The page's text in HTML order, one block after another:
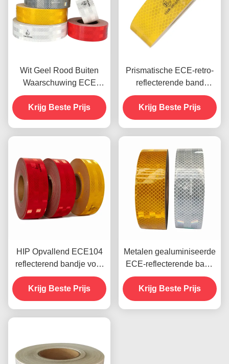
Wit Geel Rood Buiten
Waarschuwing ECE
Reflecterende Tape voor
Aanhangers
Krijg Beste Prijs
Prismatische ECE-retro-
reflecterende band
drukbaar met hoge
intensiteit
Krijg Beste Prijs
HIP Opvallend ECE104
reflecterend bandje voor
buitenruit van
vrachtwagen
Krijg Beste Prijs
Metalen gealuminiseerde
ECE-reflecterende band
Rood Geel Wit Voor
aanhangwagen
Krijg Beste Prijs